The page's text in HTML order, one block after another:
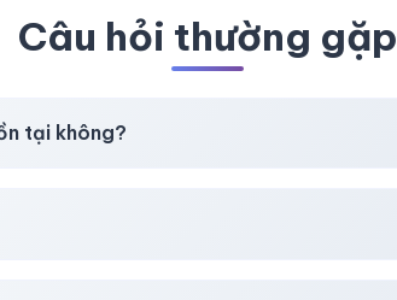
Câu hỏi thường gặp
tại không?